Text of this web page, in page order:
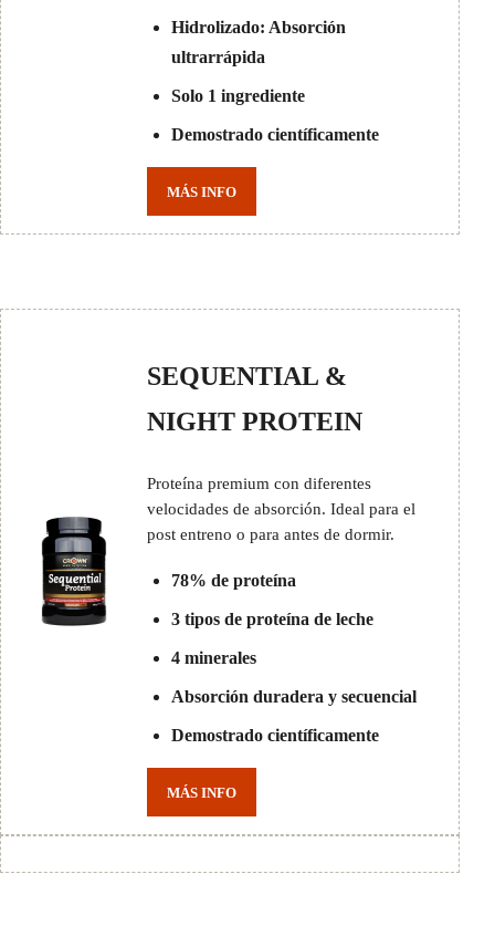
Hidrolizado: Absorción
ultrarrápida
Solo 1 ingrediente
Demostrado científicamente
MÁS INFO
SEQUENTIAL &
NIGHT PROTEIN
Proteína premium con diferentes
velocidades de absorción. Ideal para el
post entreno o para antes de dormir.
78% de proteína
3 tipos de proteína de leche
4 minerales
Absorción duradera y secuencial
Demostrado científicamente
MÁS INFO